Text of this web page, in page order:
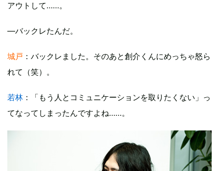
アウトして……。
―バックレたんだ。
城戸 ：バックレました。そのあと創介くんにめっちゃ怒ら
れて（笑）。
若林 ：「もう人とコミュニケーションを取りたくない」っ
てなってしまったんですよね……。